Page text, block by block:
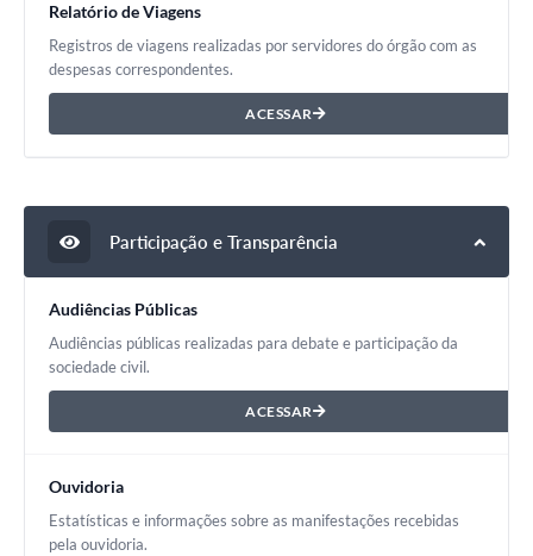
Relatório de Viagens
Registros de viagens realizadas por servidores do órgão com as
despesas correspondentes.
ACESSAR
Participação e Transparência
Audiências Públicas
Audiências públicas realizadas para debate e participação da
sociedade civil.
ACESSAR
Ouvidoria
Estatísticas e informações sobre as manifestações recebidas
pela ouvidoria.